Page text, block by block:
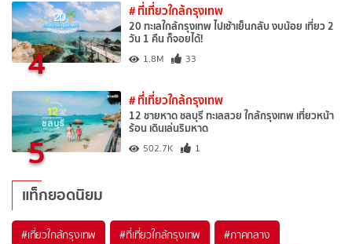
4
# ที่เที่ยวใกล้กรุงเทพ
20 ทะเลใกล้กรุงเทพ ไปเช้าเย็นกลับ งบน้อย เที่ยว 2
วัน 1 คืน ก็จอยได้!
1.8M 33
5
# ที่เที่ยวใกล้กรุงเทพ
12 ชายหาด ชลบุรี ทะเลสวย ใกล้กรุงเทพ เที่ยวหน้า
ร้อน เดินเล่นริมหาด
502.7K 1
แท็กยอดนิยม
#เที่ยวใกล้กรุงเทพ #ที่เที่ยวใกล้กรุงเทพ #ภาคกลาง